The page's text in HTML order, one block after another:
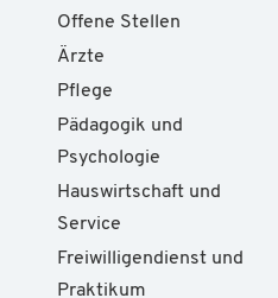
Offene Stellen
Ärzte
Pflege
Pädagogik und
Psychologie
Hauswirtschaft und
Service
Freiwilligendienst und
Praktikum